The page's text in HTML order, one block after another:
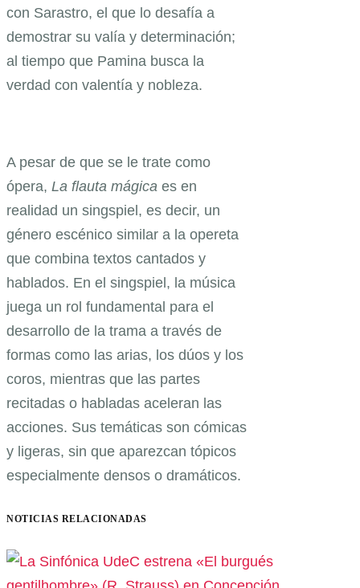
con Sarastro, el que lo desafía a
demostrar su valía y determinación;
al tiempo que Pamina busca la
verdad con valentía y nobleza.
A pesar de que se le trate como
ópera, La flauta mágica es en
realidad un singspiel, es decir, un
género escénico similar a la opereta
que combina textos cantados y
hablados. En el singspiel, la música
juega un rol fundamental para el
desarrollo de la trama a través de
formas como las arias, los dúos y los
coros, mientras que las partes
recitadas o habladas aceleran las
acciones. Sus temáticas son cómicas
y ligeras, sin que aparezcan tópicos
especialmente densos o dramáticos.
NOTICIAS RELACIONADAS